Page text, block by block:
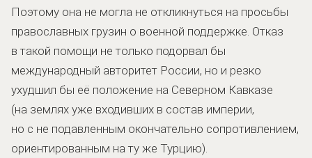
Поэтому она не могла не откликнуться на просьбы
православных грузин о военной поддержке. Отказ
в такой помощи не только подорвал бы
международный авторитет России, но и резко
ухудшил бы её положение на Северном Кавказе
(на землях уже входивших в состав империи,
но с не подавленным окончательно сопротивлением,
ориентированным на ту же Турцию).